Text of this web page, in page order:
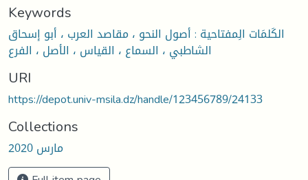
Keywords
الكَلمَات الِمفتاحية : أصول النحو ، مقاصد العرب ، أبو إسحاق
الشاطبي ، السماع ، القياس ، الأصل ، الفرع
URI
https://depot.univ-msila.dz/handle/123456789/24133
Collections
مارس 2020